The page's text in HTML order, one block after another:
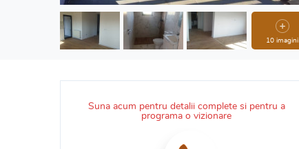
10 imagini
Suna acum pentru detalii complete si pentru a
programa o vizionare